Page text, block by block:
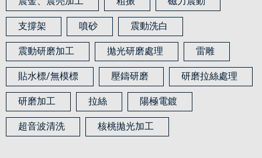
支撐架 噴砂 震動洗白
震動研磨加工 拋光研磨處理 雷雕
貼水標/無模標 壓鑄研磨 研磨拉絲處理
研磨加工 拉絲 陽極電鍍
超音波清洗 核桃拋光加工